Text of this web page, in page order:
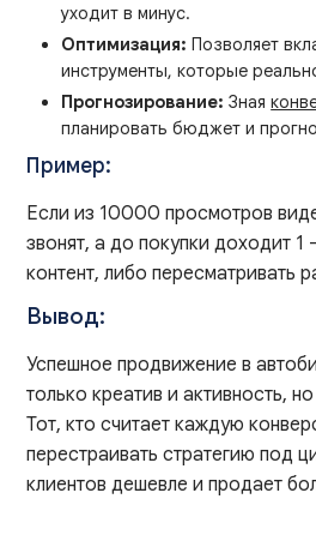
уходит в минус.
Оптимизация: Позволяет
инструменты, которые
Прогнозирование: Зная
планировать бюджет и
Пример:
Если из 10000 просмотров
звонят, а до покупки доходит
контент, либо пересматривать
Вывод:
Успешное продвижение в
только креатив и активность,
Тот, кто считает каждую
перестраивать стратегию под
клиентов дешевле и продает